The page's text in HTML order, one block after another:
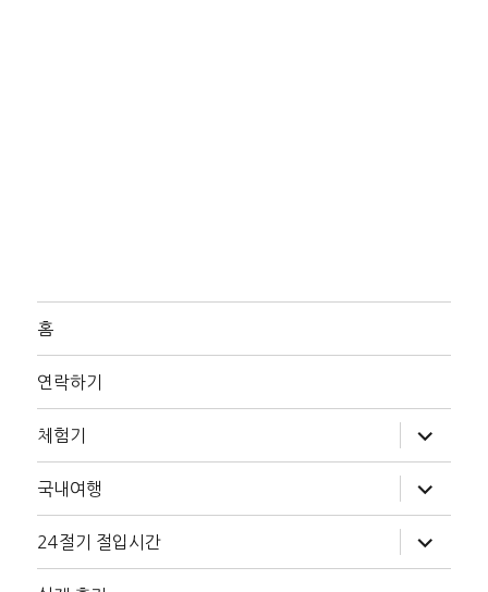
홈
연락하기
체험기
위
메
확
장
국내여행
위
메
확
장
24절기 절입시간
위
메